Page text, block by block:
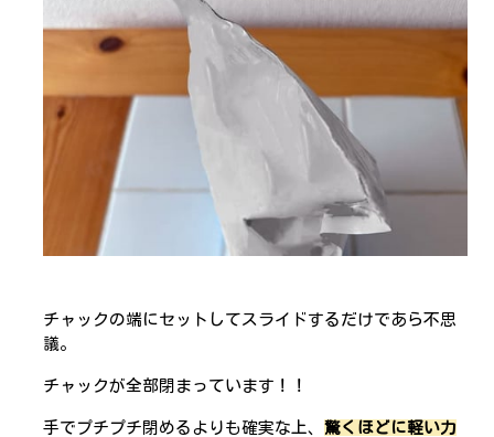
チャックの端にセットしてスライドするだけであら不思
議。
チャックが全部閉まっています！！
手でプチプチ閉めるよりも確実な上、驚くほどに軽い力